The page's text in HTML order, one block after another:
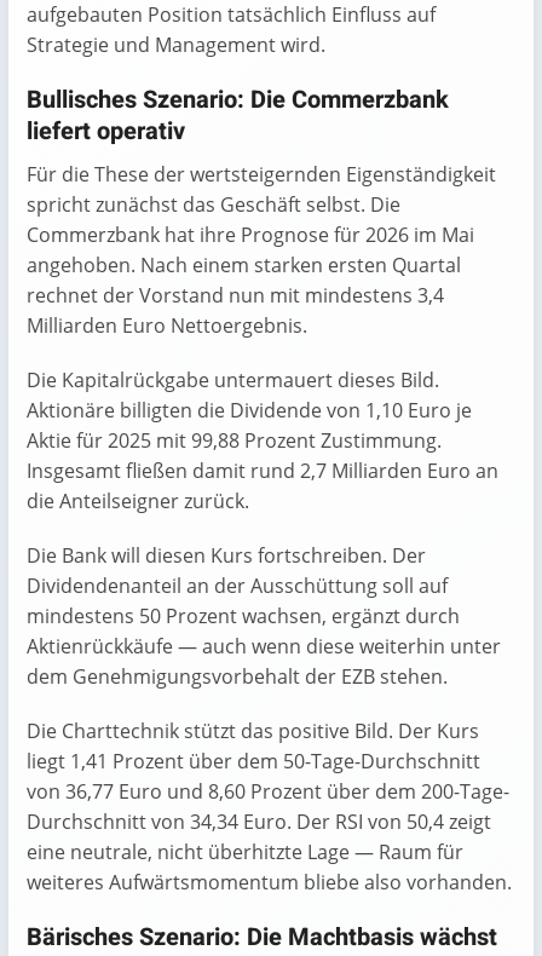
aufgebauten Position tatsächlich Einfluss auf
Strategie und Management wird.
Bullisches Szenario: Die Commerzbank
liefert operativ
Für die These der wertsteigernden Eigenständigkeit
spricht zunächst das Geschäft selbst. Die
Commerzbank hat ihre Prognose für 2026 im Mai
angehoben. Nach einem starken ersten Quartal
rechnet der Vorstand nun mit mindestens 3,4
Milliarden Euro Nettoergebnis.
Die Kapitalrückgabe untermauert dieses Bild.
Aktionäre billigten die Dividende von 1,10 Euro je
Aktie für 2025 mit 99,88 Prozent Zustimmung.
Insgesamt fließen damit rund 2,7 Milliarden Euro an
die Anteilseigner zurück.
Die Bank will diesen Kurs fortschreiben. Der
Dividendenanteil an der Ausschüttung soll auf
mindestens 50 Prozent wachsen, ergänzt durch
Aktienrückkäufe — auch wenn diese weiterhin unter
dem Genehmigungsvorbehalt der EZB stehen.
Die Charttechnik stützt das positive Bild. Der Kurs
liegt 1,41 Prozent über dem 50-Tage-Durchschnitt
von 36,77 Euro und 8,60 Prozent über dem 200-Tage-
Durchschnitt von 34,34 Euro. Der RSI von 50,4 zeigt
eine neutrale, nicht überhitzte Lage — Raum für
weiteres Aufwärtsmomentum bliebe also vorhanden.
Bärisches Szenario: Die Machtbasis wächst